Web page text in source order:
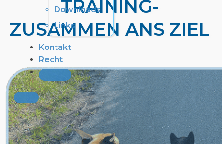
Downloads
Links
Kontakt
Recht
TRAINING-
ZUSAMMEN ANS ZIEL